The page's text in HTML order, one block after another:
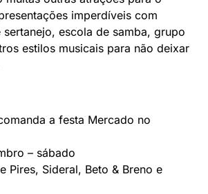
imperdíveis com
escola de samba, grupo
estilos musicais para não deixar
a festa Mercado no
– sábado
Pires, Sideral, Beto & Breno e